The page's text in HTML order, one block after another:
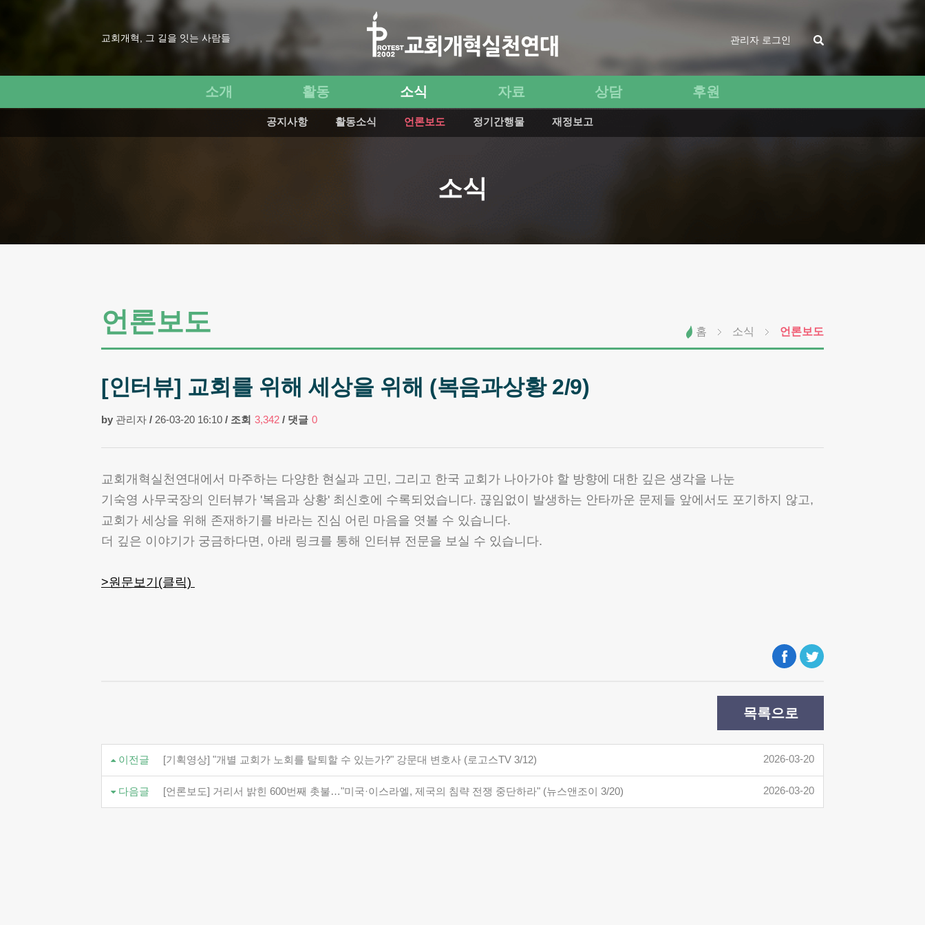
교회개혁, 그 길을 잇는 사람들 관리자 로그인
소개 활동 소식
공지사항 활동소식 언론보도 정기간행물 재정보고
자료 상담 후원
소식
언론보도 홈 소식 언론보도
[인터뷰] 교회를 위해 세상을 위해 (복음과상황 2/9)
by 관리자 / 26-03-20 16:10 / 조회 3,342 / 댓글 0
교회개혁실천연대에서 마주하는 다양한 현실과 고민, 그리고 한국 교회가 나아가야 할 방향에 대한 깊은 생각을 나눈
기숙영 사무국장의 인터뷰가 '복음과 상황' 최신호에 수록되었습니다. 끊임없이 발생하는 안타까운 문제들 앞에서도 포기하지 않고,
교회가 세상을 위해 존재하기를 바라는 진심 어린 마음을 엿볼 수 있습니다.
더 깊은 이야기가 궁금하다면, 아래 링크를 통해 인터뷰 전문을 보실 수 있습니다.
>원문보기(클릭)
목록으로
이전글 [기획영상] "개별 교회가 노회를 탈퇴할 수 있는가?" 강문대 변호사 (로고스TV 3/12) 2026-03-20
다음글 [언론보도] 거리서 밝힌 600번째 촛불…"미국·이스라엘, 제국의 침략 전쟁 중단하라" (뉴스앤조이 3/20) 2026-03-20